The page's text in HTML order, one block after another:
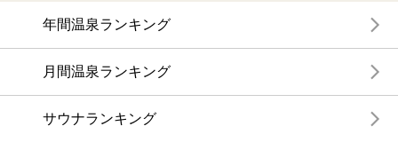
年間温泉ランキング
月間温泉ランキング
サウナランキング